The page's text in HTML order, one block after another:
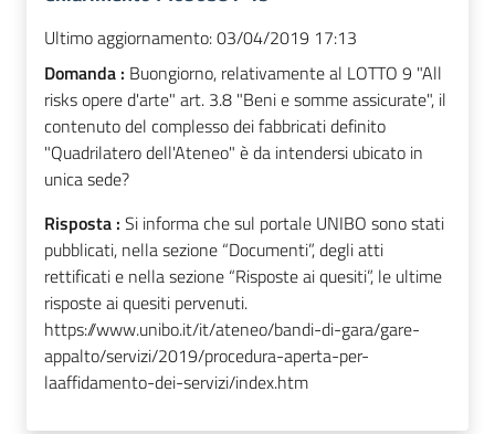
Ultimo aggiornamento:03/04/2019 17:13
Domanda : Buongiorno, relativamente al LOTTO 9 "All
risks opere d'arte" art. 3.8 "Beni e somme assicurate", il
contenuto del complesso dei fabbricati definito
"Quadrilatero dell'Ateneo" è da intendersi ubicato in
unica sede?
Risposta : Si informa che sul portale UNIBO sono stati
pubblicati, nella sezione “Documenti”, degli atti
rettificati e nella sezione “Risposte ai quesiti”, le ultime
risposte ai quesiti pervenuti.
https://www.unibo.it/it/ateneo/bandi-di-gara/gare-
appalto/servizi/2019/procedura-aperta-per-
laaffidamento-dei-servizi/index.htm